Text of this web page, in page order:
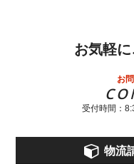
お気軽に
お
受付時間：
物流